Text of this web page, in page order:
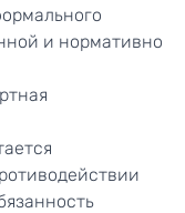
и нормативно